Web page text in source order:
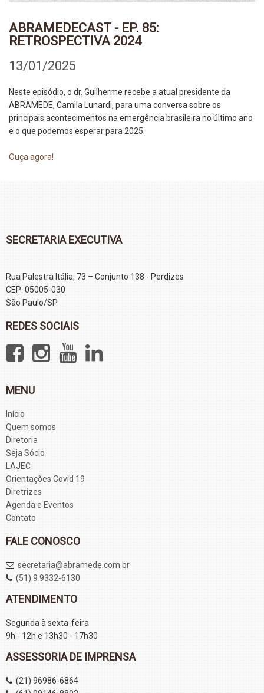
ABRAMEDECAST - EP. 85:
RETROSPECTIVA 2024
13/01/2025
Neste episódio, o dr. Guilherme recebe a atual presidente da
ABRAMEDE, Camila Lunardi, para uma conversa sobre os
principais acontecimentos na emergência brasileira no último ano
e o que podemos esperar para 2025.
Ouça agora!
SECRETARIA EXECUTIVA
Rua Palestra Itália, 73 – Conjunto 138 - Perdizes
CEP: 05005-030
São Paulo/SP
REDES SOCIAIS
MENU
Início
Quem somos
Diretoria
Seja Sócio
LAJEC
Orientações Covid 19
Diretrizes
Agenda e Eventos
Contato
FALE CONOSCO
secretaria@abramede.com.br
(51) 9 9332-6130
ATENDIMENTO
Segunda à sexta-feira
9h - 12h e 13h30 - 17h30
ASSESSORIA DE IMPRENSA
(21) 96986-6864